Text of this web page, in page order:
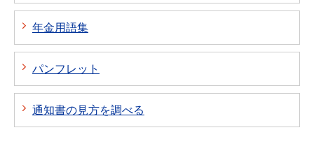
年金用語集
パンフレット
通知書の見方を調べる